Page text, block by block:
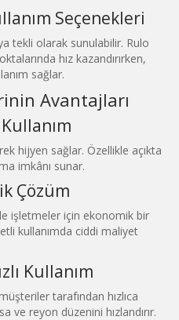
Seçenekleri
tekli olarak sunulabilir. Rulo
hız kazandırırken,
sağlar.
Avantajları
hijyen sağlar. Özellikle açıkta
imkânı sunar.
Çözüm
işletmeler için ekonomik bir
kullanımda ciddi maliyet
Kullanım
tarafından hızlıca
ve reyon düzenini hızlandırır.